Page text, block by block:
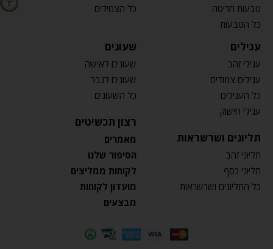
טבעות חריטה
כל הטבעות
כל הצמידים
עגילים
עגילי זהב
עגילים צמודים
כל העגילים
עגילי חישוק
תליונים ושרשראות
תליוני זהב
תליוני כסף
כל התליונים ושרשראות
שעונים
שעונים לאישה
שעונים לגבר
כל השעונים
רצון תכשיטים
מאמרים
הסיפור שלנו
לקוחות ממליצים
מועדון לקוחות
מבצעים